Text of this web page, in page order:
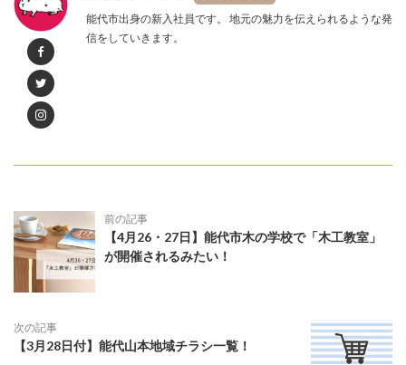
能代市出身の新入社員です。 地元の魅力を伝えられるような発
信をしていきます。
前の記事
【4月26・27日】能代市木の学校で「木工教室」
が開催されるみたい！
次の記事
【3月28日付】能代山本地域チラシ一覧！